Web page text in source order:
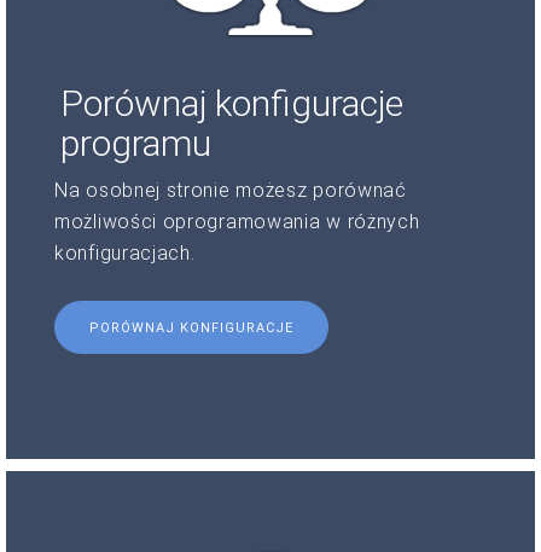
Porównaj konfiguracje
programu
Na osobnej stronie możesz porównać
możliwości oprogramowania w różnych
konfiguracjach.
PORÓWNAJ KONFIGURACJE